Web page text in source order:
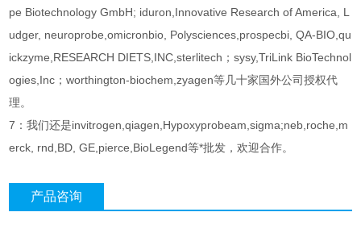
pe Biotechnology GmbH; iduron,Innovative Research of America, L
udger, neuroprobe,omicronbio, Polysciences,prospecbi, QA-BIO,qu
ickzyme,RESEARCH DIETS,INC,sterlitech；sysy,TriLink BioTechnol
ogies,Inc；worthington-biochem,zyagen等几十家国外公司授权代
理。
7：我们还是invitrogen,qiagen,Hypoxyprobeam,sigma;neb,roche,m
erck, rnd,BD, GE,pierce,BioLegend等*批发，欢迎合作。
产品咨询